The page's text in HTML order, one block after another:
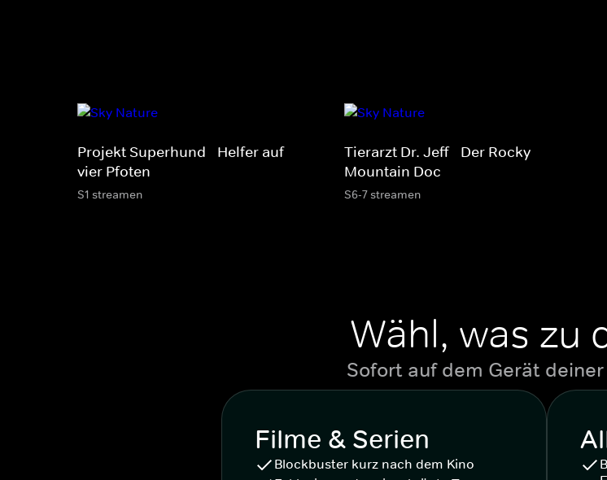
Projekt Superhund - Helfer auf
vier Pfoten
S1 streamen
Tierarzt Dr. Jeff - Der Rocky
Mountain Doc
S6-7 streamen
Wähl, was zu
Sofort auf dem Gerät
Filme & Serien
Blockbuster kurz nach dem Kino